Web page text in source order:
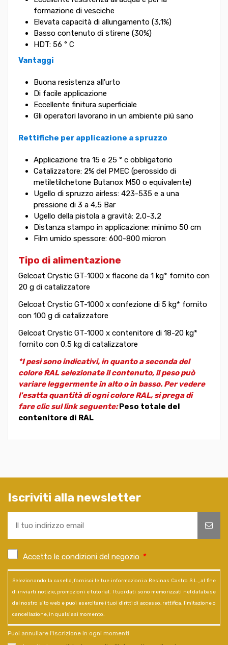
formazione di vesciche
Elevata capacità di allungamento (3,1%)
Basso contenuto di stirene (30%)
HDT: 56 ° C
Vantaggi
Buona resistenza all'urto
Di facile applicazione
Eccellente finitura superficiale
Gli operatori lavorano in un ambiente più sano
Rettifiche per applicazione a spruzzo
Applicazione tra 15 e 25 ° c obbligatorio
Catalizzatore: 2% del PMEC (perossido di
metiletilchetone Butanox M50 o equivalente)
Ugello di spruzzo airless: 423-535 e a una
pressione di 3 a 4,5 Bar
Ugello della pistola a gravità: 2,0-3,2
Distanza stampo in applicazione: minimo 50 cm
Film umido spessore: 600-800 micron
Tipo di alimentazione
Gelcoat Crystic GT-1000 x flacone da 1 kg* fornito con
20 g di catalizzatore
Gelcoat Crystic GT-1000 x confezione di 5 kg* fornito
con 100 g di catalizzatore
Gelcoat Crystic GT-1000 x contenitore di 18-20 kg*
fornito con 0,5 kg di catalizzatore
*I pesi sono indicativi, in quanto a seconda del
colore RAL selezionate il contenuto, il peso può
variare leggermente in alto o in basso. Per vedere
l'esatta quantità di ogni colore RAL, si prega di
fare clic sul link seguente:Peso totale del
contenitore di RAL
Iscriviti alla newsletter
Accetto le condizioni del negozio *
Selezionando la casella, fornisci le tue informazioni a Resinas Castro S.L., al fine
di inviarti notizie, promozioni e tutorial. I tuoi dati sono memorizzati nel database
del nostro sito web e puoi esercitare i tuoi diritti di accesso, rettifica, limitazione o
cancellazione, in qualsiasi momento.
Puoi annullare l'iscrizione in ogni momenti.